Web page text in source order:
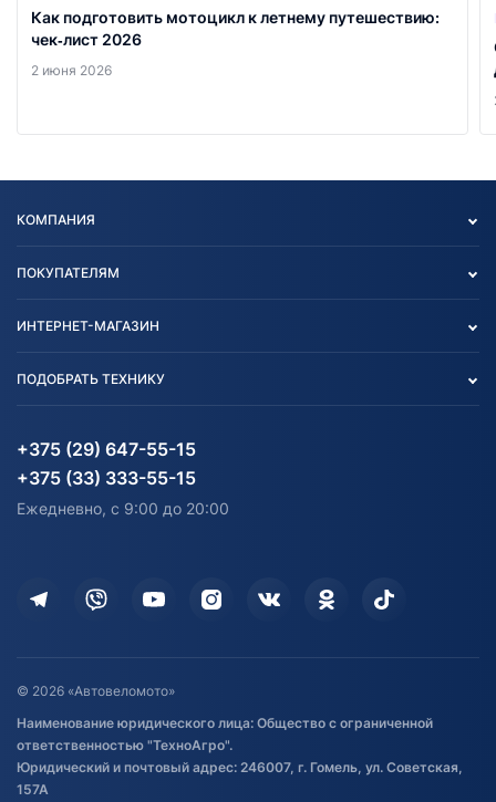
Как подготовить мотоцикл к летнему путешествию:
чек‑лист 2026
2 июня 2026
КОМПАНИЯ
Блог
Карта сайта
ПОКУПАТЕЛЯМ
Согласие на обработку
Информация до получения
согласия на обработку
Дополнительные услуги
Оставить отзыв
Договор публичной оферты
Обработка файлов cookie
Постановка транспорта на учет
ИНТЕРНЕТ-МАГАЗИН
Агротехника
Водный транспорт
Электротранспорт
ПОДОБРАТЬ ТЕХНИКУ
Агротехника
Электротранспорт
+375 (29) 647-55-15
+375 (33) 333-55-15
Ежедневно, с 9:00 до 20:00
© 2026 «Автовеломото»
Наименование юридического лица: Общество с ограниченной
ответственностью "ТехноАгро".
Юридический и почтовый адрес: 246007, г. Гомель, ул. Советская,
157А